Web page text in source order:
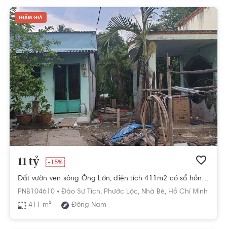
GIẢM GIÁ
11 tỷ -15%
Đất vườn ven sông Ông Lớn, diện tích 411m2 có sổ hồng riêng.
PNB104610 • Đào Sư Tích, Phước Lộc, Nhà Bè, Hồ Chí Minh
411 m²
Đông Nam